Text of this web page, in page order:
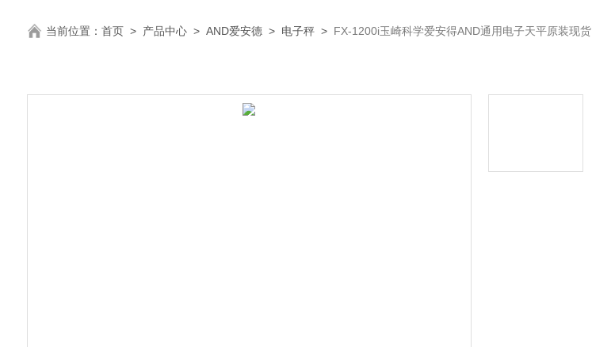
当前位置： 首页> 产品中心> AND爱安德> 电子秤> FX-1200i玉崎科学爱安得AND通用电子天平原装现货